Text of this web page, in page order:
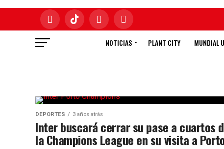
NOTICIAS PLANT CITY MUNDIAL
DEPORTES 3 años atrás
Inter buscará cerrar su pase a cuartos
la Champions League en su visita a